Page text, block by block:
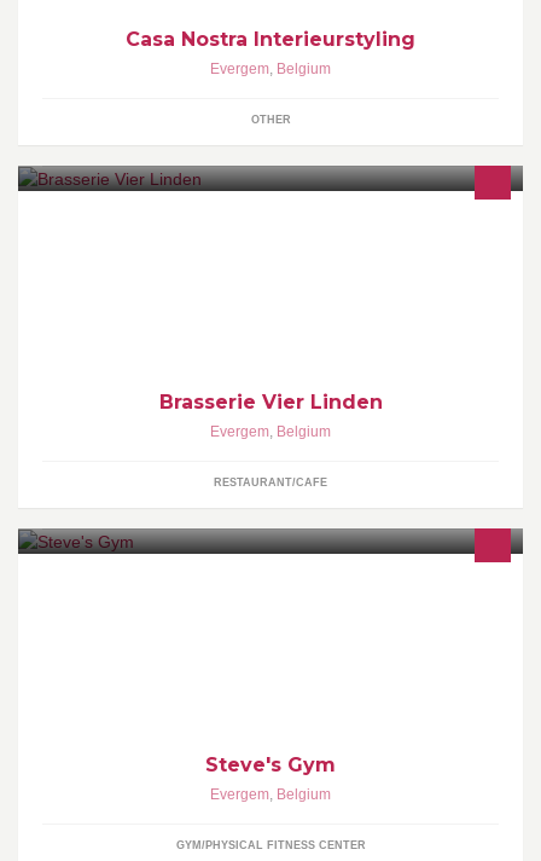
Casa Nostra Interieurstyling
Evergem, Belgium
OTHER
Brasserie Vier Linden
Evergem, Belgium
RESTAURANT/CAFE
Steve's Gym
Evergem, Belgium
GYM/PHYSICAL FITNESS CENTER